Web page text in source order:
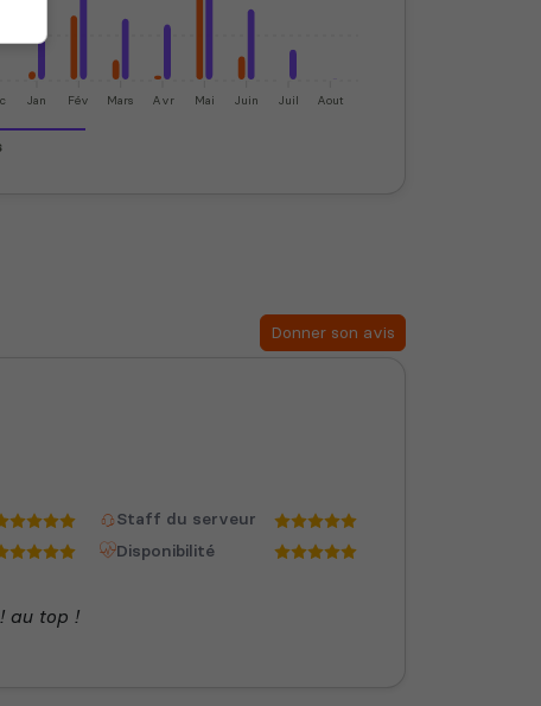
Jan Fév Mars Avr Mai Juin Juil Aout
Donner son avis
Staff du serveur
Disponibilité
au top !